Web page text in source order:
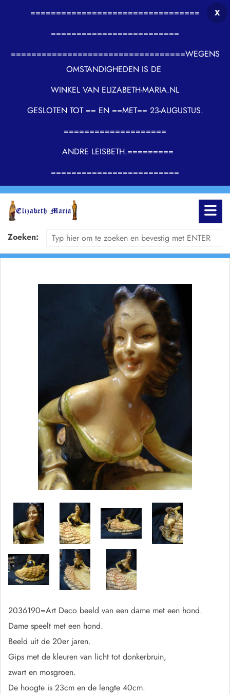
=================================
=========================
==================================WEGENS
OMSTANDIGHEDEN IS DE
WINKEL VAN ELIZABETH-MARIA.NL
GESLOTEN TOT == EN ==MET== 23-AUGUSTUS.
====================
ANDRE LEISBETH.=========
=========================
X
Zoeken:
2036190=Art Deco beeld van een dame met een hond.
Dame speelt met een hond.
Beeld uit de 20er jaren.
Gips met de kleuren van licht tot donkerbruin,
zwart en mosgroen.
De hoogte is 23cm en de lengte 40cm.